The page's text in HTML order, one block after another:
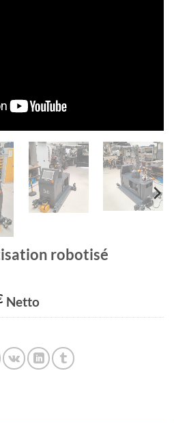
robotisé
Le
prix
est :
16.978€.
Netto